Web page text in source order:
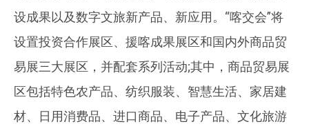
设成果以及数字文旅新产品、新应用。“喀交会”将
设置投资合作展区、援喀成果展区和国内外商品贸
易展三大展区，并配套系列活动;其中，商品贸易展
区包括特色农产品、纺织服装、智慧生活、家居建
材、日用消费品、进口商品、电子产品、文化旅游